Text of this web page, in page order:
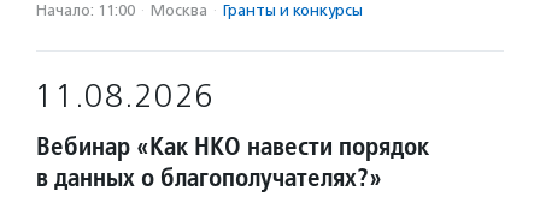
Начало: 11:00 · Москва · Гранты и конкурсы
11.08.2026
Вебинар «Как НКО навести порядок
в данных о благополучателях?»